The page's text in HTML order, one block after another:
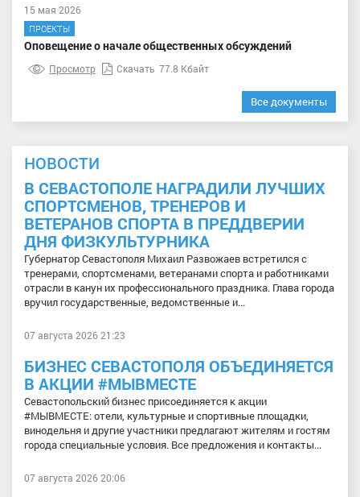
15 мая 2026
ПРОЕКТЫ
Оповещение о начале общественных обсуждений
Просмотр Скачать 77.8 Кбайт
Все документы
НОВОСТИ
В СЕВАСТОПОЛЕ НАГРАДИЛИ ЛУЧШИХ
СПОРТСМЕНОВ, ТРЕНЕРОВ И
ВЕТЕРАНОВ СПОРТА В ПРЕДДВЕРИИ
ДНЯ ФИЗКУЛЬТУРНИКА
Губернатор Севастополя Михаил Развожаев встретился с
тренерами, спортсменами, ветеранами спорта и работниками
отрасли в канун их профессионального праздника. Глава города
вручил государственные, ведомственные и...
07 августа 2026 21:23
БИЗНЕС СЕВАСТОПОЛЯ ОБЪЕДИНЯЕТСЯ
В АКЦИИ #МЫВМЕСТЕ
Севастопольский бизнес присоединяется к акции
#МЫВМЕСТЕ: отели, культурные и спортивные площадки,
винодельня и другие участники предлагают жителям и гостям
города специальные условия. Все предложения и контакты...
07 августа 2026 20:06